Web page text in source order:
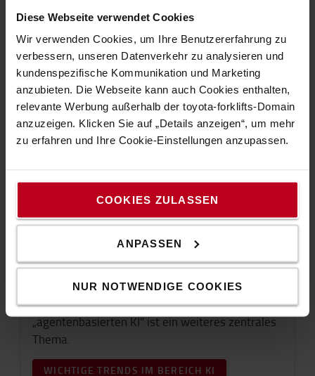
Diese Webseite verwendet Cookies
Wir verwenden Cookies, um Ihre Benutzererfahrung zu
verbessern, unseren Datenverkehr zu analysieren und
kundenspezifische Kommunikation und Marketing
anzubieten. Die Webseite kann auch Cookies enthalten,
relevante Werbung außerhalb der toyota-forklifts-Domain
anzuzeigen. Klicken Sie auf „Details anzeigen“, um mehr
zu erfahren und Ihre Cookie-Einstellungen anzupassen.
COOKIES ZULASSEN
ANPASSEN
NUR NOTWENDIGE COOKIES
Künstliche Intelligenz
Die Vorteile des Einsatzes künstlicher Intelligenz
der effizienten Anlagenwartung und der
Prognoseerstellung große Beachtung. Die
Zukunft der auf autonomer
Entscheidungsfindung basierenden
„agentenbasierten KI“ ist ein weiteres zentrales
Thema.
WICHTIGE TRENDS IM BEREICH KI